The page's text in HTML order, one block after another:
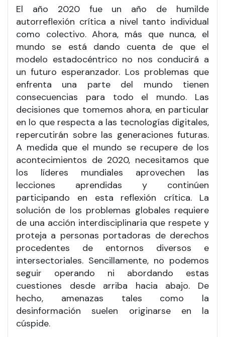
El año 2020 fue un año de humilde
autorreflexión crítica a nivel tanto individual
como colectivo. Ahora, más que nunca, el
mundo se está dando cuenta de que el
modelo estadocéntrico no nos conducirá a
un futuro esperanzador. Los problemas que
enfrenta una parte del mundo tienen
consecuencias para todo el mundo. Las
decisiones que tomemos ahora, en particular
en lo que respecta a las tecnologías digitales,
repercutirán sobre las generaciones futuras.
A medida que el mundo se recupere de los
acontecimientos de 2020, necesitamos que
los líderes mundiales aprovechen las
lecciones aprendidas y continúen
participando en esta reflexión crítica. La
solución de los problemas globales requiere
de una acción interdisciplinaria que respete y
proteja a personas portadoras de derechos
procedentes de entornos diversos e
intersectoriales. Sencillamente, no podemos
seguir operando ni abordando estas
cuestiones desde arriba hacia abajo. De
hecho, amenazas tales como la
desinformación suelen originarse en la
cúspide.